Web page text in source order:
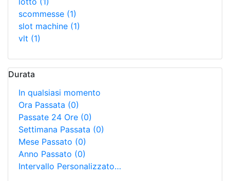
scommesse (1)
slot machine (1)
vlt (1)
Durata
In qualsiasi momento
Ora Passata (0)
Passate 24 Ore (0)
Settimana Passata (0)
Mese Passato (0)
Anno Passato (0)
Intervallo Personalizzato…